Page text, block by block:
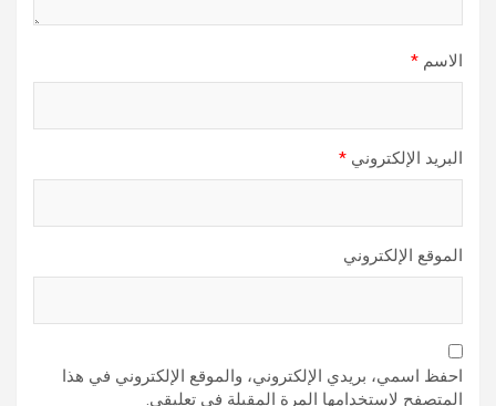
الاسم *
البريد الإلكتروني *
الموقع الإلكتروني
احفظ اسمي، بريدي الإلكتروني، والموقع الإلكتروني في هذا
المتصفح لاستخدامها المرة المقبلة في تعليقي.